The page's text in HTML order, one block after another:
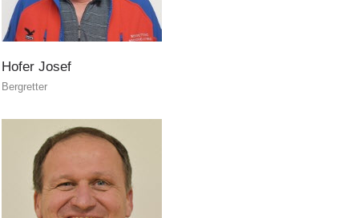
Hofer Josef
Bergretter